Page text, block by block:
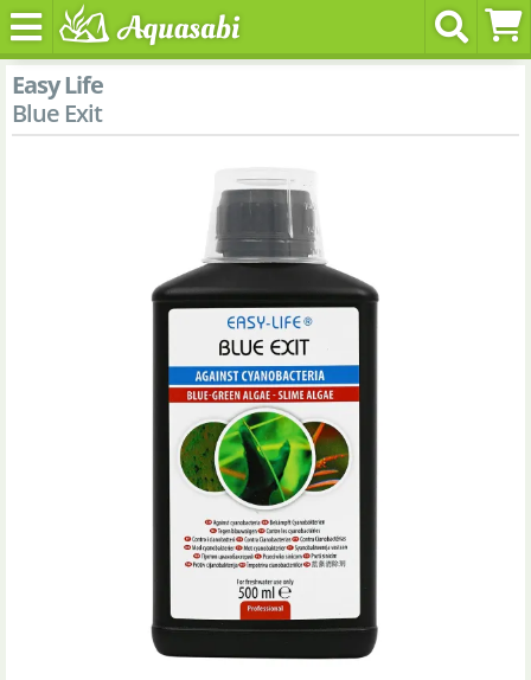
Easy Life
Blue Exit